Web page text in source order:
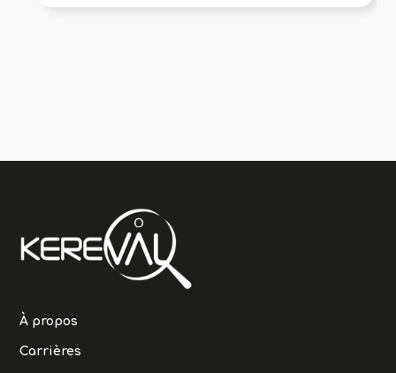
collaborateurs contribuent à enrichir ses
À propos
Carrières